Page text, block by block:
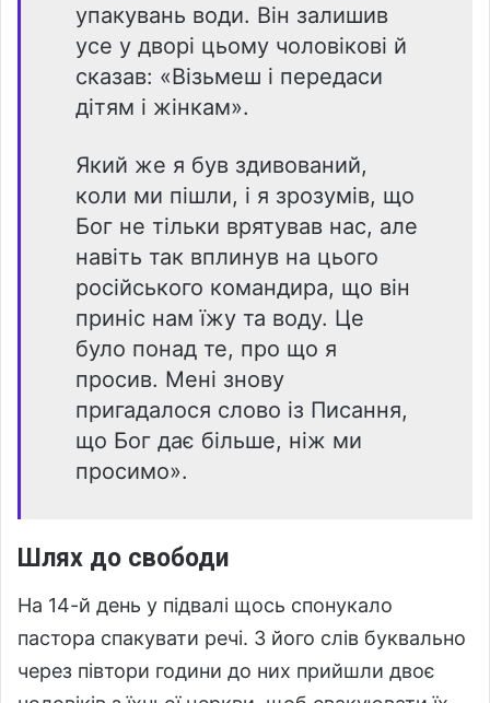
упакувань води. Він залишив
усе у дворі цьому чоловікові й
сказав: «Візьмеш і передаси
дітям і жінкам».
Який же я був здивований,
коли ми пішли, і я зрозумів, що
Бог не тільки врятував нас, але
навіть так вплинув на цього
російського командира, що він
приніс нам їжу та воду. Це
було понад те, про що я
просив. Мені знову
пригадалося слово із Писання,
що Бог дає більше, ніж ми
просимо».
Шлях до свободи
На 14-й день у підвалі щось спонукало
пастора спакувати речі. З його слів буквально
через півтори години до них прийшли двоє